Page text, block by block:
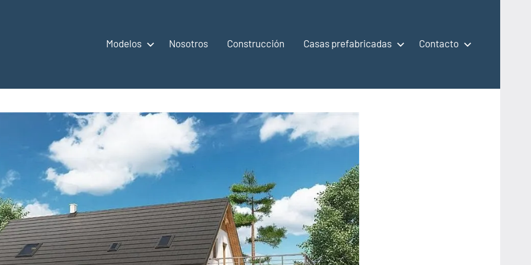
Modelos Nosotros Construcción Casas prefabricadas Contacto